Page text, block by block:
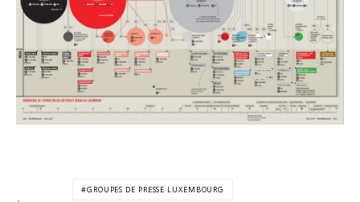
GROUPES DE PRESSE LUXEMBOURG